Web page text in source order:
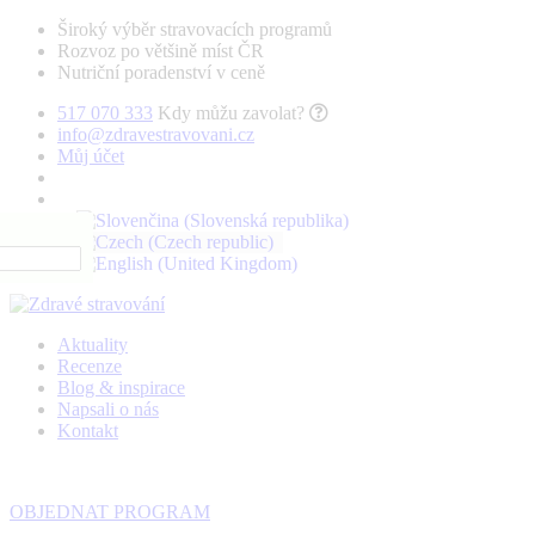
Široký výběr stravovacích programů
Rozvoz po většině míst ČR
Nutriční poradenství v ceně
517 070 333 Kdy můžu zavolat?
info@zdravestravovani.cz
Můj účet
Aktuality
Recenze
Blog & inspirace
Napsali o nás
Kontakt
OBJEDNAT PROGRAM